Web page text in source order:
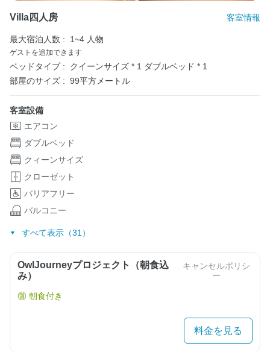
Villa四人房 客室情報
最大宿泊人数 : 1~4 人物
ゲストを追加できます
ベッドタイプ : クイーンサイズ * 1 ダブルベッド * 1
部屋のサイズ : 99平方メートル
客室設備
エアコン
ダブルベッド
クィーンサイズ
クローゼット
バリアフリー
バルコニー
すべて表示（31）
OwlJourneyプロジェクト（朝食込
み）
キャンセルポリシ
ー
朝食付き
料金を見る